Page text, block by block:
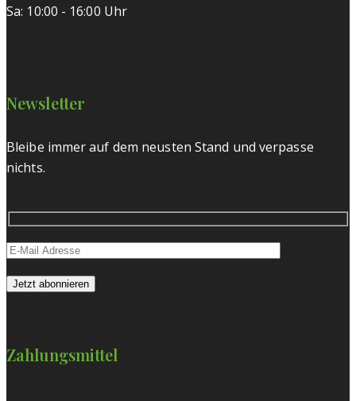
Sa: 10:00 - 16:00 Uhr
Newsletter
Bleibe immer auf dem neusten Stand und verpasse
nichts.
Zahlungsmittel